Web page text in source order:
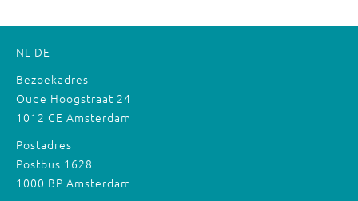
NL DE
Bezoekadres
Oude Hoogstraat 24
1012 CE Amsterdam
Postadres
Postbus 1628
1000 BP Amsterdam